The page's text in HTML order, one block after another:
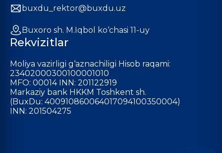
buxdu_rektor@buxdu.uz
Buxoro sh. M.Iqbol ko‘chasi 11-uy
Rekvizitlar
Moliya vazirligi g‘aznachiligi Hisob raqami:
23402000300100001010
MFO: 00014 INN: 201122919
Markaziy bank HKKM Toshkent sh.
(BuxDu: 400910860064017094100350004)
INN: 201504275